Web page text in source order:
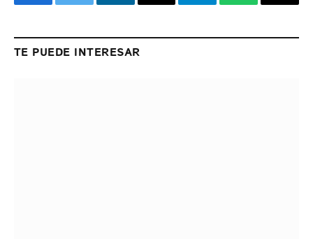
FacebookTwitter LinkedInEmail TelegramWhatsApp
Copy
TE PUEDE INTERESAR